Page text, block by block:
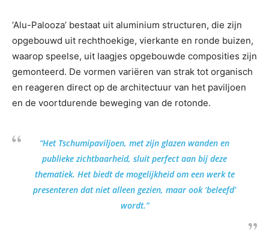
‘Alu-Palooza’ bestaat uit aluminium structuren, die zijn
opgebouwd uit rechthoekige, vierkante en ronde buizen,
waarop speelse, uit laagjes opgebouwde composities zijn
gemonteerd. De vormen variëren van strak tot organisch
en reageren direct op de architectuur van het paviljoen
en de voortdurende beweging van de rotonde.
“Het Tschumipaviljoen, met zijn glazen wanden en
publieke zichtbaarheid, sluit perfect aan bij deze
thematiek. Het biedt de mogelijkheid om een werk te
presenteren dat niet alleen gezien, maar ook ‘beleefd’
wordt.”